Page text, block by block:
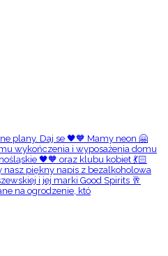
na ogrodzenie, któ